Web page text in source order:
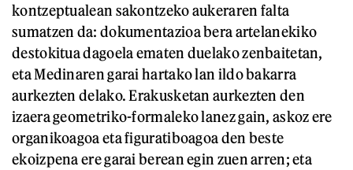
kontzeptualean sakontzeko aukeraren falta
sumatzen da: dokumentazioa bera artelanekiko
destokitua dagoela ematen duelako zenbaitetan,
eta Medinaren garai hartako lan ildo bakarra
aurkezten delako. Erakusketan aurkezten den
izaera geometriko-formaleko lanez gain, askoz ere
organikoagoa eta figuratiboagoa den beste
ekoizpena ere garai berean egin zuen arren; eta